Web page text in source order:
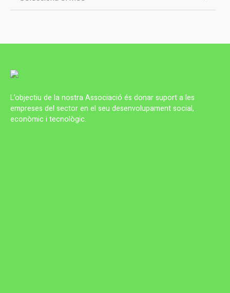
L’objectiu de la nostra Associació és donar suport a les
empreses del sector en el seu desenvolupament social,
econòmic i tecnològic.